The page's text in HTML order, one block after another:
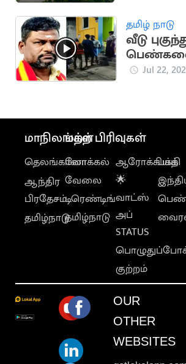
தமிழ் நாடு
வீடு
தவெக
Jul 22,
மாநிலங்கள்
தெலங்கானா
ஆந்திர
பிரதேசம்
தமிழ்நாடு
மற்ற பிரிவுகள்
லோக்கல்
வேலை
டிரெண்டிங்
தமிழ்நாடு
ஆரோக்கியம்
🌟
வாட்ஸ்
அப்
STATUS
குற்றம்
பக்தி
OUR
OTHER
WEBSITES